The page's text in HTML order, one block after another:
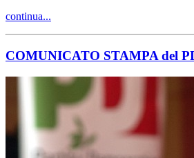
continua...
COMUNICATO STAMPA del